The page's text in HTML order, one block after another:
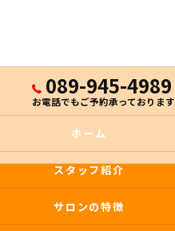
089-945-4989
お電話でもご予約承っております
ホーム
スタッフ紹介
サロンの特徴